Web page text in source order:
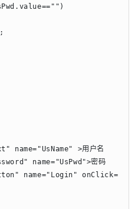
name="UsName" >用户名
name="UsPwd">密码
name="Login"